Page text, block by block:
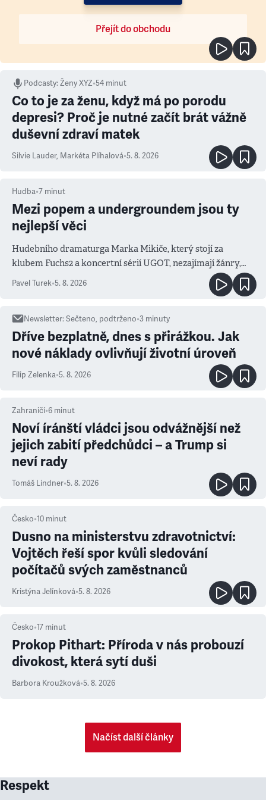
Přejít do obchodu
Podcasty:Ženy XYZ•54 minut
Co to je za ženu, když má po porodu
depresi? Proč je nutné začít brát vážně
duševní zdraví matek
Silvie Lauder, Markéta Plíhalová•5. 8. 2026
Hudba•7 minut
Mezi popem a undergroundem jsou ty
nejlepší věci
Hudebního dramaturga Marka Mikiče, který stojí za
klubem Fuchs2 a koncertní sérií UGOT, nezajímají žánry,
Pavel Turek•5. 8. 2026
Newsletter:Sečteno, podtrženo•3 minuty
Dříve bezplatně, dnes s přirážkou. Jak
nové náklady ovlivňují životní úroveň
Filip Zelenka•5. 8. 2026
Zahraničí•6 minut
Noví íránští vládci jsou odvážnější než
jejich zabití předchůdci – a Trump si
neví rady
Tomáš Lindner•5. 8. 2026
Česko•10 minut
Dusno na ministerstvu zdravotnictví:
Vojtěch řeší spor kvůli sledování
počítačů svých zaměstnanců
Kristýna Jelínková•5. 8. 2026
Česko•17 minut
Prokop Pithart: Příroda v nás probouzí
divokost, která sytí duši
Barbora Kroužková•5. 8. 2026
Načíst další články
Respekt